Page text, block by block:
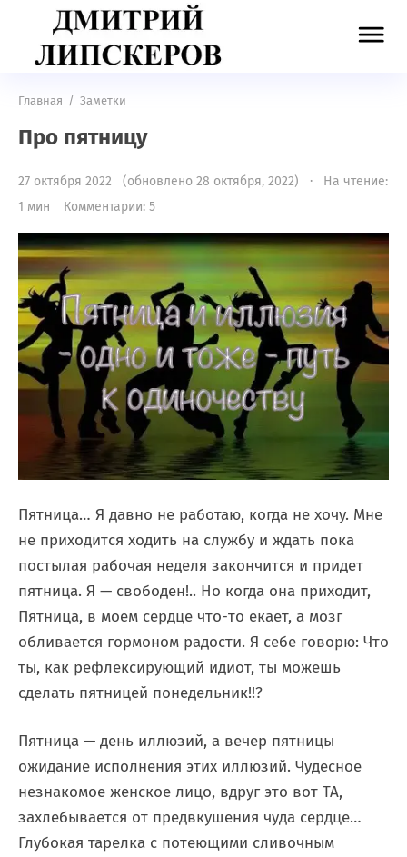
Главная / Заметки
Про пятницу
27 октября 2022 (обновлено 28 октября, 2022) · На чтение:
1 мин
Комментарии: 5
Пятница… Я давно не работаю, когда не хочу. Мне
не приходится ходить на службу и ждать пока
постылая рабочая неделя закончится и придет
пятница. Я — свободен!.. Но когда она приходит,
Пятница, в моем сердце что-то екает, а мозг
обливается гормоном радости. Я себе говорю: Что
ты, как рефлексирующий идиот, ты можешь
сделать пятницей понедельник!!?
Пятница — день иллюзий, а вечер пятницы
ожидание исполнения этих иллюзий. Чудесное
незнакомое женское лицо, вдруг это вот ТА,
захлебывается от предвкушения чуда сердце…
Глубокая тарелка с потеющими сливочным